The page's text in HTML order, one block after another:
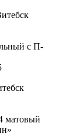
с П-
матовый